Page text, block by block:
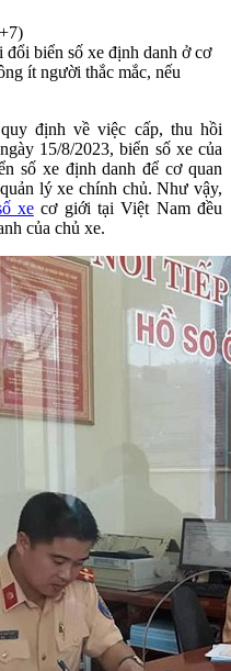
biển số xe định danh ở cơ
ít người thắc mắc, nếu
định về việc cấp, thu hồi
15/8/2023, biển số xe của
số xe định danh để cơ quan
lý xe chính chủ. Như vậy,
xecơ giới tại Việt Nam đều
của chủ xe.